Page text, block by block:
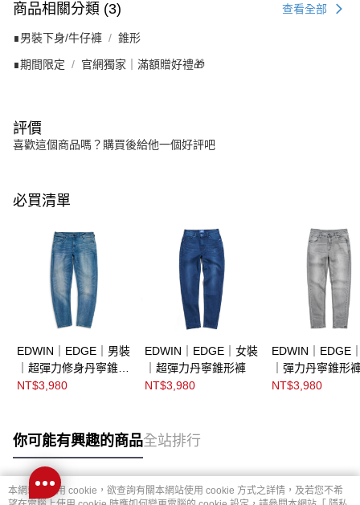
商品相關分類 (3) 查看全部
∎男裝下身/牛仔褲 錐形
∎期間限定 官網獨家｜滿額贈好禮🎁
評價
喜歡這個商品嗎？購買後給他一個好評吧
必買清單
EDWIN｜EDGE｜男裝
｜超彈力修身丹寧錐形
褲
NT$3,980
EDWIN｜EDGE｜女裝
｜超彈力丹寧錐形褲
NT$3,980
EDWIN｜EDGE
｜彈力丹寧錐形
NT$3,980
你可能有興趣的商品全站排行
本網站中使用 cookie，欲查詢有關本網站使用 cookie 方式之詳情，及若您不希